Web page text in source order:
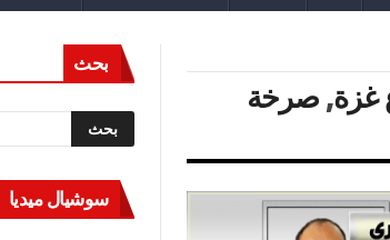
غزة,صرخة
بحث
سوشيال ميديا